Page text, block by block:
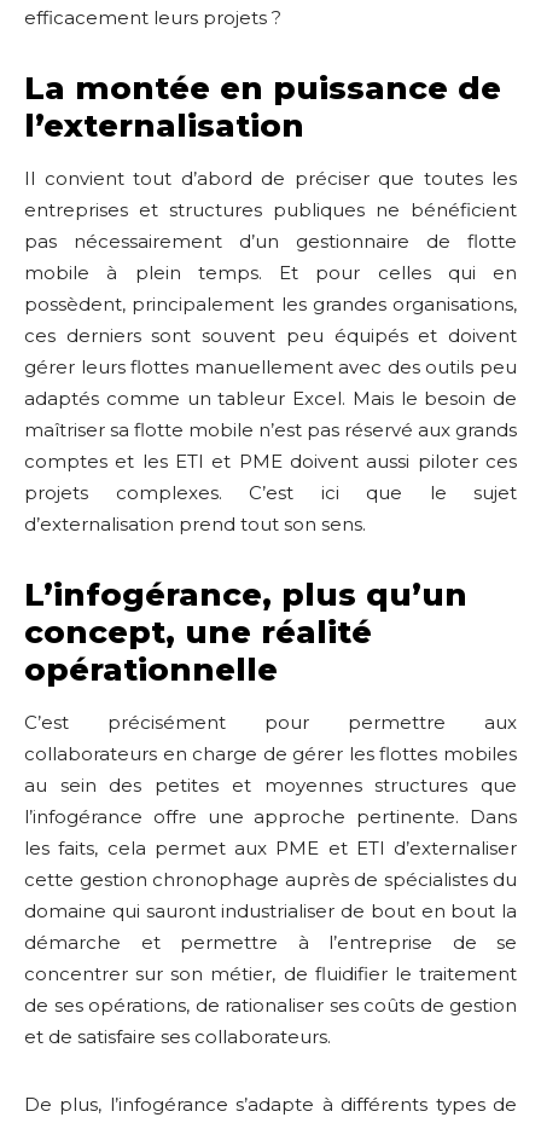
efficacement leurs projets ?
La montée en puissance de
l’externalisation
Il convient tout d’abord de préciser que toutes les
entreprises et structures publiques ne bénéficient
pas nécessairement d’un gestionnaire de flotte
mobile à plein temps. Et pour celles qui en
possèdent, principalement les grandes organisations,
ces derniers sont souvent peu équipés et doivent
gérer leurs flottes manuellement avec des outils peu
adaptés comme un tableur Excel. Mais le besoin de
maîtriser sa flotte mobile n’est pas réservé aux grands
comptes et les ETI et PME doivent aussi piloter ces
projets complexes. C’est ici que le sujet
d’externalisation prend tout son sens.
L’infogérance, plus qu’un
concept, une réalité
opérationnelle
C’est précisément pour permettre aux
collaborateurs en charge de gérer les flottes mobiles
au sein des petites et moyennes structures que
l’infogérance offre une approche pertinente. Dans
les faits, cela permet aux PME et ETI d’externaliser
cette gestion chronophage auprès de spécialistes du
domaine qui sauront industrialiser de bout en bout la
démarche et permettre à l’entreprise de se
concentrer sur son métier, de fluidifier le traitement
de ses opérations, de rationaliser ses coûts de gestion
et de satisfaire ses collaborateurs.
De plus, l’infogérance s’adapte à différents types de